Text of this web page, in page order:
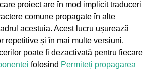
proiect are în mod implicit traduceri
comune propagate în alte
acestuia. Acest lucru ușurează
repetitive și în mai multe versiuni.
poate fi dezactivată pentru fiecare
folosind Permiteți propagarea